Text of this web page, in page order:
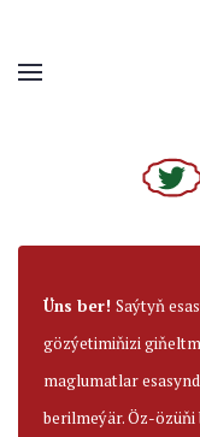
Üns ber! Saýtyň
gözýetimiňizi
maglumatlar
berilmeýär. Öz-